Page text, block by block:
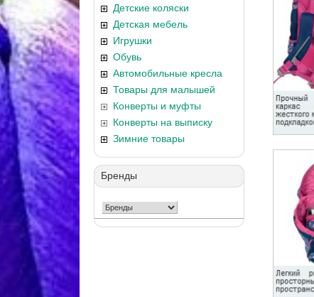
Детские коляски
Детская мебель
Игрушки
Обувь
Автомобильные кресла
Товары для малышей
Конверты и муфты
Конверты на выписку
Зимние товары
Бренды